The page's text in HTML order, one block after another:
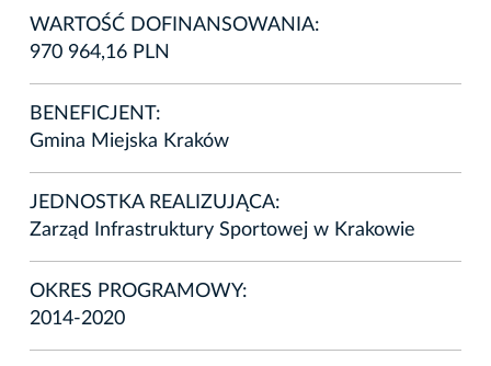
WARTOŚĆ DOFINANSOWANIA:
970 964,16 PLN
BENEFICJENT:
Gmina Miejska Kraków
JEDNOSTKA REALIZUJĄCA:
Zarząd Infrastruktury Sportowej w Krakowie
OKRES PROGRAMOWY:
2014-2020